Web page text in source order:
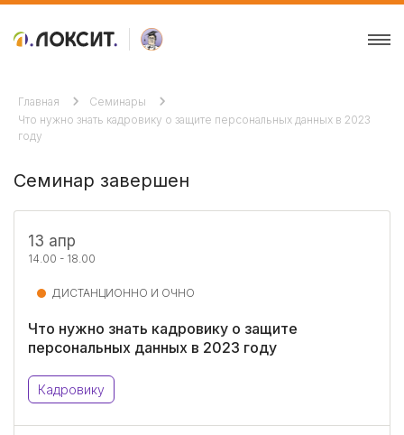
Главная
Семинары
Что нужно знать кадровику о защите персональных данных в 2023
году
Семинар завершен
13 апр
14.00 - 18.00
ДИСТАНЦИОННО И ОЧНО
Что нужно знать кадровику о защите
персональных данных в 2023 году
Кадровику